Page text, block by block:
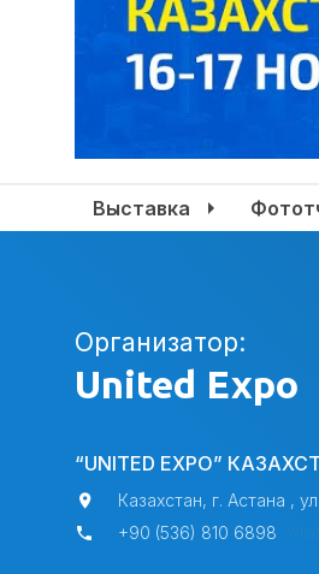
Выставка
Организатор:
United Expo
“UNITED EXPO”
Казахстан, г. Астана ,
+90 (536) 810 6898